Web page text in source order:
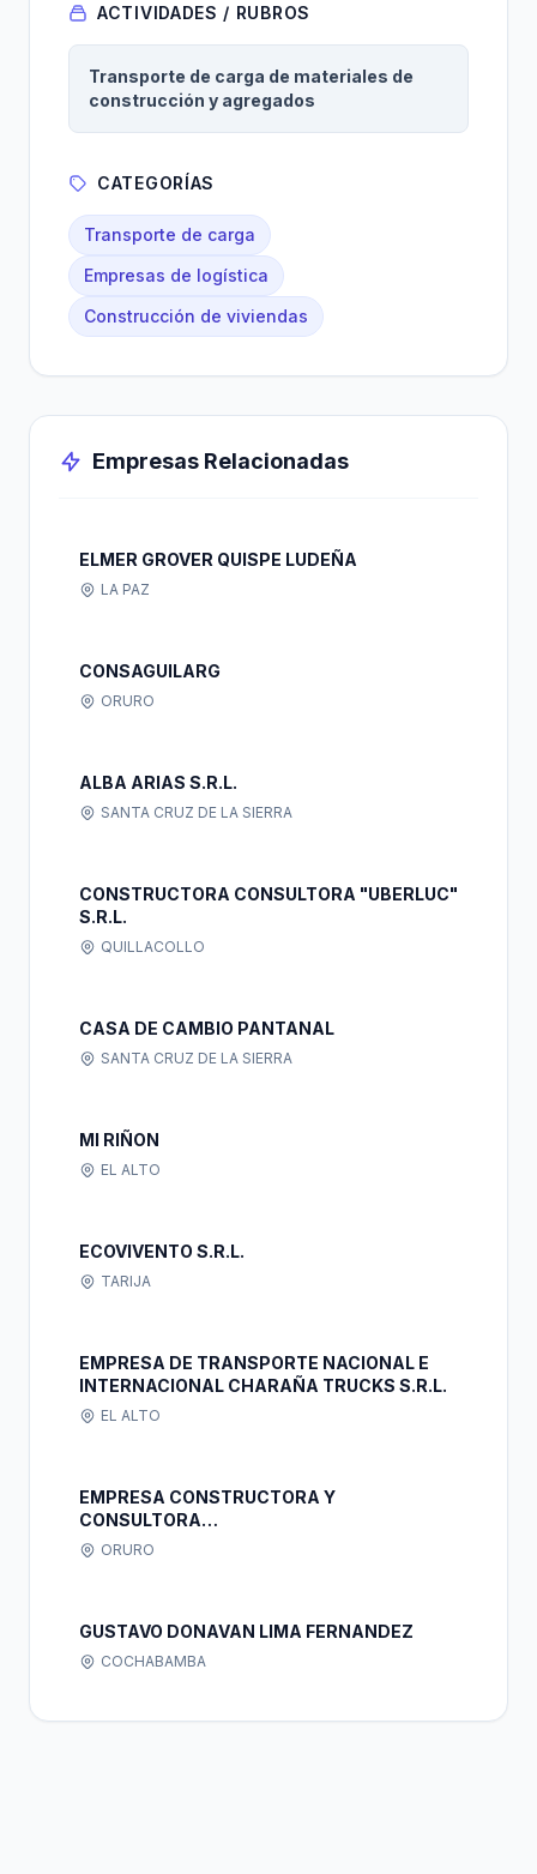
ACTIVIDADES / RUBROS
Transporte de carga de materiales de
construcción y agregados
CATEGORÍAS
Transporte de carga
Empresas de logística
Construcción de viviendas
Empresas Relacionadas
ELMER GROVER QUISPE LUDEÑA
LA PAZ
CONSAGUILARG
ORURO
ALBA ARIAS S.R.L.
SANTA CRUZ DE LA SIERRA
CONSTRUCTORA CONSULTORA "UBERLUC"
S.R.L.
QUILLACOLLO
CASA DE CAMBIO PANTANAL
SANTA CRUZ DE LA SIERRA
MI RIÑON
EL ALTO
ECOVIVENTO S.R.L.
TARIJA
EMPRESA DE TRANSPORTE NACIONAL E
INTERNACIONAL CHARAÑA TRUCKS S.R.L.
EL ALTO
EMPRESA CONSTRUCTORA Y
CONSULTORA
MULTIDISCIPLINARIA"CONST-BALT"S.R.L.
ORURO
GUSTAVO DONAVAN LIMA FERNANDEZ
COCHABAMBA